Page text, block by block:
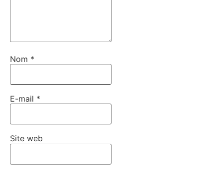
Nom *
E-mail *
Site web